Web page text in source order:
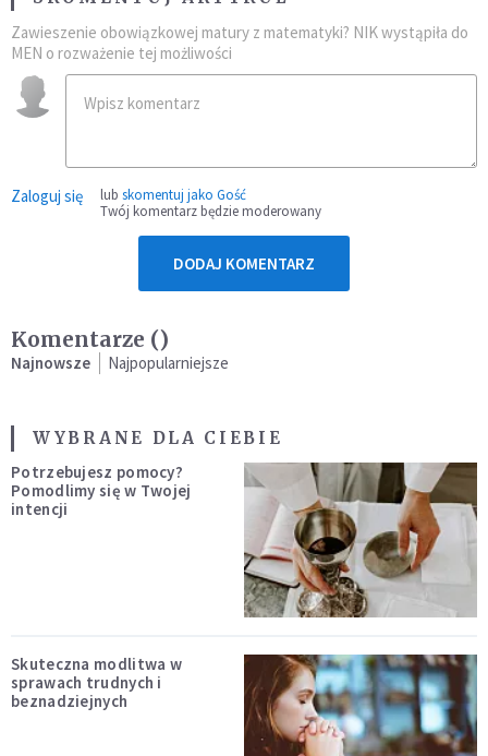
Zawieszenie obowiązkowej matury z matematyki? NIK wystąpiła do
MEN o rozważenie tej możliwości
Zaloguj się lub skomentuj jako Gość
Twój komentarz będzie moderowany
DODAJ KOMENTARZ
Komentarze ()
Najnowsze Najpopularniejsze
WYBRANE DLA CIEBIE
Potrzebujesz pomocy?
Pomodlimy się w Twojej
intencji
Skuteczna modlitwa w
sprawach trudnych i
beznadziejnych